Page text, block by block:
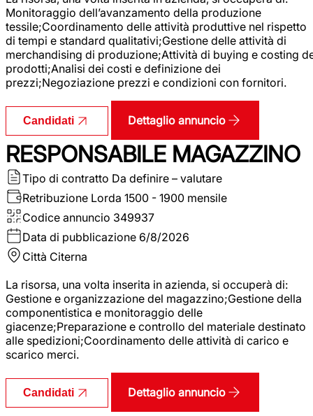
Monitoraggio dell’avanzamento della produzione
tessile;Coordinamento delle attività produttive nel rispetto
di tempi e standard qualitativi;Gestione delle attività di
merchandising di produzione;Attività di buying e costing
prodotti;Analisi dei costi e definizione dei
prezzi;Negoziazione prezzi e condizioni con fornitori.
Candidati Dettaglio annuncio
RESPONSABILE MAGAZZINO
Tipo di contratto Da definire – valutare
Retribuzione Lorda 1500 - 1900 mensile
Codice annuncio 349937
Data di pubblicazione 6/8/2026
Città Citerna
La risorsa, una volta inserita in azienda, si occuperà di:
Gestione e organizzazione del magazzino;Gestione della
componentistica e monitoraggio delle
giacenze;Preparazione e controllo del materiale destinato
alle spedizioni;Coordinamento delle attività di carico e
scarico merci.
Candidati Dettaglio annuncio